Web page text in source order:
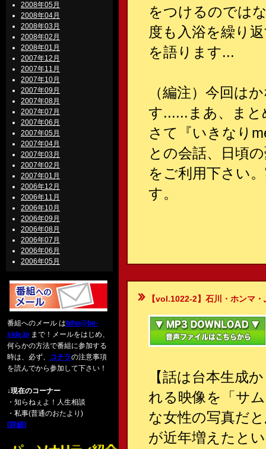
2008年05月
2008年04月
2008年03月
2008年02月
2008年01月
2007年12月
2007年11月
2007年10月
2007年09月
2007年08月
2007年07月
2007年06月
2007年05月
2007年04月
2007年03月
2007年02月
2007年01月
2006年12月
2006年11月
2006年10月
2006年09月
2006年08月
2006年07月
2006年06月
2006年05月
番組へのメール は biho@be-
side.jp まで！メールをはじめ、
何らかの方法で番組に参加する
時は、必ず、 コチラの注意事項
を読んでから参加して下さい！
↓現在のコーナー
・知らねぇよ！人生相談
・私事(普通のおたより)
[詳細]
をつけるのでは
度も入浴を繰り
を語ります...
（編注）今回は
す......まあ、ま
さて『いきなり
との会話、日頃
をご利用下さい
す。
【vol.1022-2】石川・ホンマ・
【話は台本生成
れる映像を「サ
な女性の写真だ
が近年増えたと